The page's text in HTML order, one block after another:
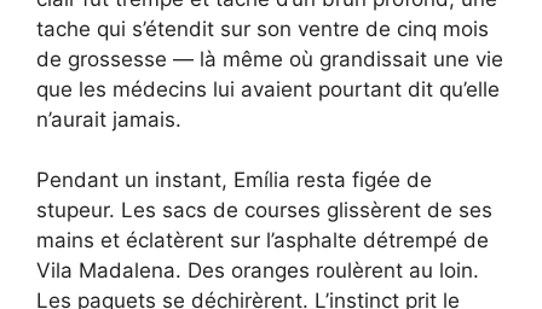
tache qui s’étendit sur son ventre de cinq mois
de grossesse — là même où grandissait une vie
que les médecins lui avaient pourtant dit qu’elle
n’aurait jamais.
Pendant un instant, Emília resta figée de
stupeur. Les sacs de courses glissèrent de ses
mains et éclatèrent sur l’asphalte détrempé de
Vila Madalena. Des oranges roulèrent au loin.
Les paquets se déchirèrent. L’instinct prit le